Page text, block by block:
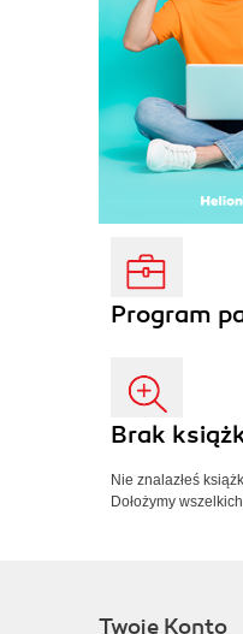
Program
Brak
Nie znalazłeś
Dołożymy
Twoje Konto